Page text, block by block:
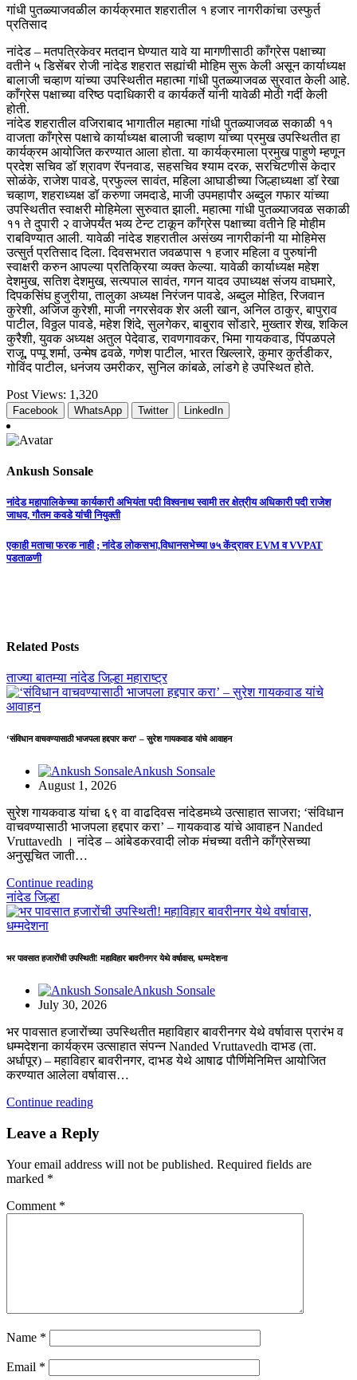
गांधी पुतळ्याजवळील कार्यक्रमात शहरातील १ हजार नागरीकांचा उस्फुर्त
प्रतिसाद
नांदेड – मतपत्रिकेवर मतदान घेण्यात यावे या मागणीसाठी काँग्रेस पक्षाच्या
वतीने ५ डिसेंबर रोजी नांदेड शहरात सह्यांची मोहिम सुरू केली असून कार्याध्यक्ष
बालाजी चव्हाण यांच्या उपस्थितीत महात्मा गांधी पुतळ्याजवळ सुरवात केली आहे.
काँग्रेस पक्षाच्या वरिष्ठ पदाधिकारी व कार्यकर्ते यांनी यावेळी मोठी गर्दी केली
होती.
नांदेड शहरातील वजिराबाद भागातील महात्मा गांधी पुतळ्याजवळ सकाळी ११
वाजता काँग्रेस पक्षाचे कार्याध्यक्ष बालाजी चव्हाण यांच्या प्रमुख उपस्थितीत हा
कार्यक्रम आयोजित करण्यात आला होता. या कार्यक्रमाला प्रमुख पाहुणे म्हणून
प्रदेश सचिव डॉ श्रावण रॅपनवाड, सहसचिव श्याम दरक, सरचिटणीस केदार
सोळंके, राजेश पावडे, प्रफुल्ल सावंत, महिला आघाडीच्या जिल्हाध्यक्षा डॉ रेखा
चव्हाण, शहराध्यक्ष डॉ करुणा जमदाडे, माजी उपमहापौर अब्दुल गफार यांच्या
उपस्थितीत स्वाक्षरी मोहिमेला सुरुवात झाली. महात्मा गांधी पुतळ्याजवळ सकाळी
११ ते दुपारी २ वाजेपर्यंत भव्य टेन्ट टाकून काँग्रेस पक्षाच्या वतीने हि मोहीम
राबविण्यात आली. यावेळी नांदेड शहरातील असंख्य नागरीकांनी या मोहिमेस
उत्सुर्त प्रतिसाद दिला. दिवसभरात जवळपास १ हजार महिला व पुरुषांनी
स्वाक्षरी करुन आपल्या प्रतिक्रिया व्यक्त केल्या. यावेळी कार्याध्यक्ष महेश
देशमुख, सतिश देशमुख, सत्यपाल सावंत, गगन यादव उपाध्यक्ष संजय वाघमारे,
दिपकसिंघ हुजुरीया, तालुका अध्यक्ष निरंजन पावडे, अब्दुल मोहित, रिजवान
कुरेशी, अजिज कुरेशी, माजी नगरसेवक शेर अली खान, अनिल ठाकुर, बापुराव
पाटील, विठ्ठल पावडे, महेश शिंदे, सुलगेकर, बाबुराव सोंडारे, मुख्तार शेख, शकिल
कुरैशी, युवक अध्यक्ष अतुल पेदेवाड, रावणगावकर, भिमा गायकवाड, पिंपळपले
राजू, पप्पू शर्मा, उन्मेष ढवळे, गणेश पाटील, भारत खिल्लारे, कुमार कुर्तडीकर,
गोविंद पाटील, धनंजय उमरीकर, सुनिल कांबळे, लांडगे हे उपस्थित होते.
Post Views: 1,320
Facebook WhatsApp Twitter LinkedIn
Ankush Sonsale
Post
नांदेड महापालिकेच्या कार्यकारी अभियंता पदी विश्वनाथ स्वामी तर क्षेत्रीय अधिकारी पदी राजेश
जाधव, गौतम कवडे यांची नियुक्ती
एकाही मताचा फरक नाही ; नांदेड लोकसभा,विधानसभेच्या ७५ केंद्रावर EVM व VVPAT
पडताळणी
Related Posts
ताज्या बातम्यानांदेड जिल्हामहाराष्ट्र
‘संविधान वाचवण्यासाठी भाजपला हद्दपार करा’ – सुरेश गायकवाड यांचे आवाहन
Ankush Sonsale
August 1, 2026
सुरेश गायकवाड यांचा ६९ वा वाढदिवस नांदेडमध्ये उत्साहात साजरा; ‘संविधान
वाचवण्यासाठी भाजपला हद्दपार करा’ – गायकवाड यांचे आवाहन Nanded
Vruttavedh । ​नांदेड – आंबेडकरवादी लोक मंचच्या वतीने काँग्रेसच्या
अनुसूचित जाती…
Continue reading
नांदेड जिल्हा
भर पावसात हजारोंची उपस्थिती! महाविहार बावरीनगर येथे वर्षावास, धम्मदेशना
Ankush Sonsale
July 30, 2026
भर पावसात हजारोंच्या उपस्थितीत महाविहार बावरीनगर येथे वर्षावास प्रारंभ व
धम्मदेशना कार्यक्रम उत्साहात संपन्न Nanded Vruttavedh दाभड (ता.
अर्धापूर) – महाविहार बावरीनगर, दाभड येथे आषाढ पौर्णिमेनिमित्त आयोजित
करण्यात आलेला वर्षावास…
Continue reading
Leave a Reply
Your email address will not be published. Required fields are
marked *
Comment *
Name *
Email *